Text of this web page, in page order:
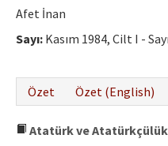
Afet İnan
Sayı: Kasım 1984, Cilt I -
Özet
Özet (English)
Atatürk ve Atatürkçülük